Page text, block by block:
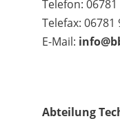
Telefon: 06781
Telefax: 06781
E-Mail:
Abteilung